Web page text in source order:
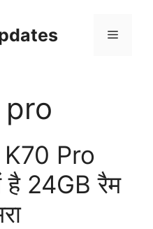
Menu
Pro
है 24GB रैम